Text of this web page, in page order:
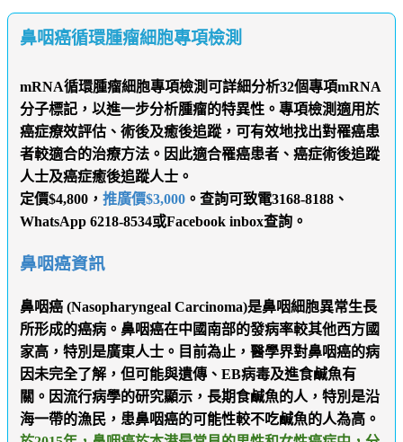
鼻咽癌循環腫瘤細胞專項檢測
mRNA循環腫瘤細胞專項檢測可詳細分析32個專項mRNA
分子標記，以進一步分析腫瘤的特異性。專項檢測適用於
癌症療效評估、術後及癒後追蹤，可有效地找出對罹癌患
者較適合的治療方法。因此適合罹癌患者、癌症術後追蹤
人士及癌症癒後追蹤人士。
定價$4,800， 推廣價$3,000。查詢可致電3168-8188、
WhatsApp 6218-8534或Facebook inbox查詢。
鼻咽癌資訊
鼻咽癌 (Nasopharyngeal Carcinoma)是鼻咽細胞異常生長
所形成的癌病。鼻咽癌在中國南部的發病率較其他西方國
家高，特別是廣東人士。目前為止，醫學界對鼻咽癌的病
因未完全了解，但可能與遺傳、EB病毒及進食鹹魚有
關。因流行病學的研究顯示，長期食鹹魚的人，特別是沿
海一帶的漁民，患鼻咽癌的可能性較不吃鹹魚的人為高。